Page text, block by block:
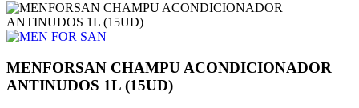
MENFORSAN CHAMPU ACONDICIONADOR
ANTINUDOS 1L (15UD)